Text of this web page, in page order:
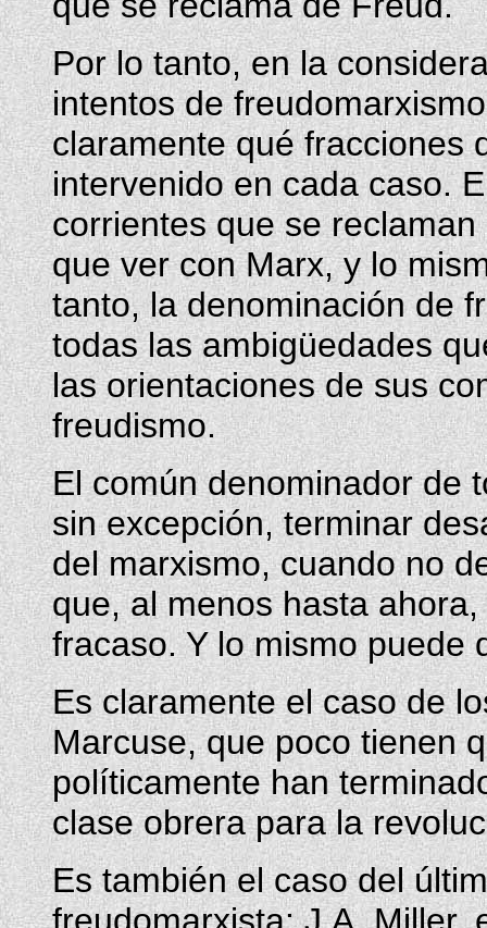
Por lo tanto, en la
intentos de
claramente qué fracciones
intervenido en cada caso.
corrientes que se
que ver con Marx, y lo
tanto, la denominación de
todas las ambigüedades
las orientaciones de sus
freudismo.
El común denominador de
sin excepción, terminar
del marxismo, cuando no
que, al menos hasta
fracaso. Y lo mismo puede
Es claramente el caso de
Marcuse, que poco tienen
políticamente han
clase obrera para la
Es también el caso del